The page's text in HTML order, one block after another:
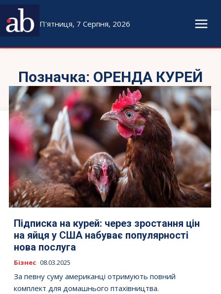
П'ятниця, 7 Серпня, 2026
Позначка: ОРЕНДА КУРЕЙ
Підписка на курей: через зростання цін
на яйця у США набуває популярності
нова послуга
Бізнес 08.03.2025
За певну суму американці отримують повний
комплект для домашнього птахівництва.